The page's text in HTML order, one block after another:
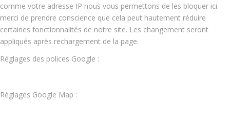
comme votre adresse IP nous vous permettons de les bloquer ici.
merci de prendre conscience que cela peut hautement réduire
certaines fonctionnalités de notre site. Les changement seront
appliqués après rechargement de la page.
Réglages des polices Google :
Réglages Google Map :